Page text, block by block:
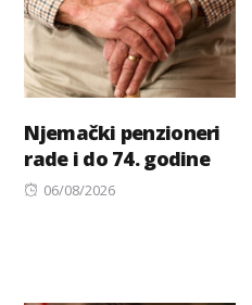
Njemački penzioneri
rade i do 74. godine
Posted
06/08/2026